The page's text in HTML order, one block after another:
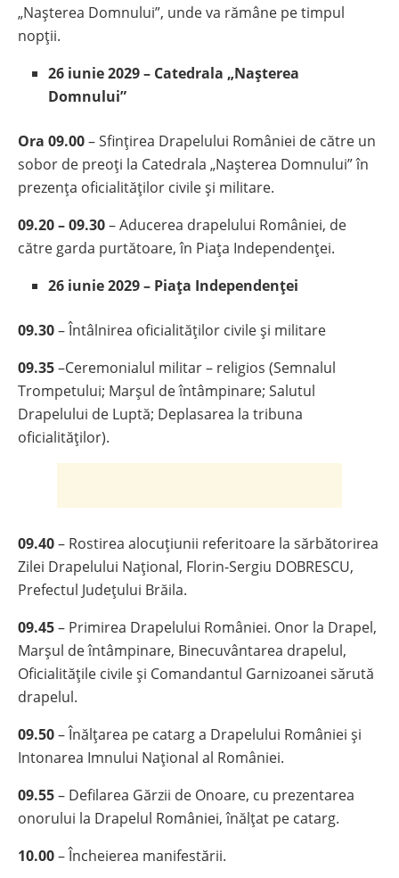
„Naşterea Domnului”, unde va rămâne pe timpul
nopţii.
26 iunie 2029 – Catedrala „Naşterea
Domnului”
Ora 09.00– Sfinţirea Drapelului României de către un
sobor de preoţi la Catedrala „Naşterea Domnului” în
prezența oficialităților civile și militare.
09.20 – 09.30– Aducerea drapelului României, de
către garda purtătoare, în Piaţa Independenţei.
26 iunie 2029 – Piaţa Independenţei
09.30– Întâlnirea oficialităţilor civile şi militare
09.35–Ceremonialul militar – religios (Semnalul
Trompetului; Marşul de întâmpinare; Salutul
Drapelului de Luptă; Deplasarea la tribuna
oficialităţilor).
09.40– Rostirea alocuţiunii referitoare la sărbătorirea
Zilei Drapelului Naţional, Florin-Sergiu DOBRESCU,
Prefectul Judeţului Brăila.
09.45– Primirea Drapelului României. Onor la Drapel,
Marşul de întâmpinare, Binecuvântarea drapelul,
Oficialităţile civile şi Comandantul Garnizoanei sărută
drapelul.
09.50– Înălţarea pe catarg a Drapelului României și
Intonarea Imnului Naţional al României.
09.55– Defilarea Gărzii de Onoare, cu prezentarea
onorului la Drapelul României, înălţat pe catarg.
10.00– Încheierea manifestării.